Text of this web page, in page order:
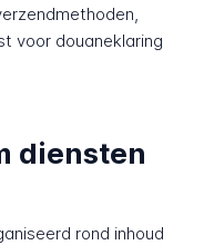
voor douaneklaring
diensten
rond inhoud